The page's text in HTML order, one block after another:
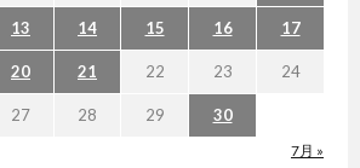
7月 »
13 14 15 16 17
20 21 22 23 24
27 28 29 30